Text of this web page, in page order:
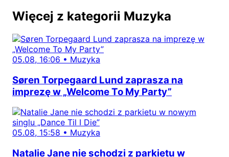
Więcej z kategorii Muzyka
05.08, 16:06 • Muzyka
Søren Torpegaard Lund zaprasza na
imprezę w „Welcome To My Party”
05.08, 15:58 • Muzyka
Natalie Jane nie schodzi z parkietu w